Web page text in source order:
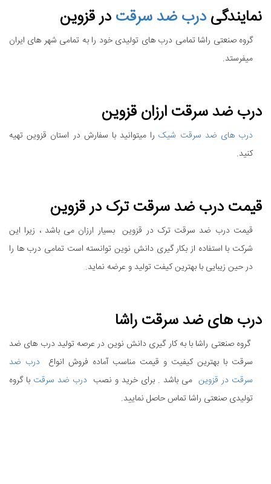
نمایندگیدرب ضد سرقتدر قزوین
گروه صنعتی راشا تمامی درب های تولیدی خود را به تمامی شهر های ایران
میفرستد.
درب ضد سرقت ارزان قزوین
درب های ضد سرقت شیکرا میتوانید با سفارش در استان قزوین تهیه
کنید.
قیمت درب ضد سرقت ترک در قزوین
قیمت درب ضد سرقت ترک در قزوین بسیار ارزان می باشد ، زیرا این
شرکت با استفاده از بکار گیری دانش نوین توانسته است تمامی درب ها را
در حین زیبایی با بهترین کیفت تولید و عرضه نماید.
درب های ضد سرقت راشا
گروه صنعتی راشا با به کار گیری دانش نوین در عرصه تولید درب های ضد
سرقت با بهترین کیفیت و قیمت مناسب آماده فروش انواع درب ضد
سرقت در قزوین می باشد . برای خرید و نصب درب ضد سرقت با گروه
تولیدی صنعتی راشا تماس حاصل نمایید.